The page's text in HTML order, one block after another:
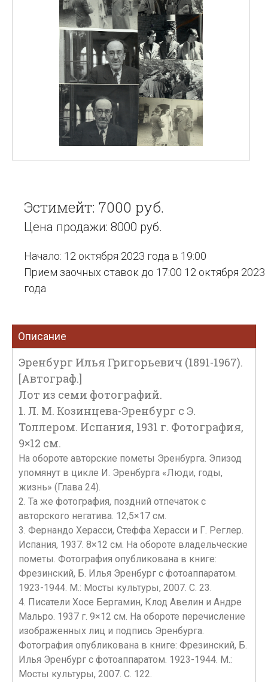
Эстимейт: 7000 руб.
Цена продажи: 8000 руб.
Начало: 12 октября 2023 года в 19:00
Прием заочных ставок до 17:00 12 октября 2023
года
Описание
Эренбург Илья Григорьевич (1891-1967).
[Автограф.]
Лот из семи фотографий.
1. Л. М. Козинцева-Эренбург с Э.
Толлером. Испания, 1931 г. Фотография,
9×12 см.
На обороте авторские пометы Эренбурга. Эпизод
упомянут в цикле И. Эренбурга «Люди, годы,
жизнь» (Глава 24).
2. Та же фотография, поздний отпечаток с
авторского негатива. 12,5×17 см.
3. Фернандо Херасси, Стеффа Херасси и Г. Реглер.
Испания, 1937. 8×12 см. На обороте владельческие
пометы. Фотография опубликована в книге:
Фрезинский, Б. Илья Эренбург с фотоаппаратом.
1923-1944. М.: Мосты культуры, 2007. С. 23.
4. Писатели Хосе Бергамин, Клод Авелин и Андре
Мальро. 1937 г. 9×12 см. На обороте перечисление
изображенных лиц и подпись Эренбурга.
Фотография опубликована в книге: Фрезинский, Б.
Илья Эренбург с фотоаппаратом. 1923-1944. М.:
Мосты культуры, 2007. С. 122.